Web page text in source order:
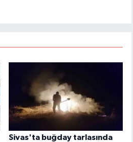
Sivas'ta buğday tarlasında